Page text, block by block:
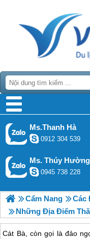
Ms.Thanh Hà
0912 304 539
Ms. Thúy Hường
0945 738 228
Cẩm Nang
Các
Những Địa Điểm
Cát Bà, còn gọi là đảo